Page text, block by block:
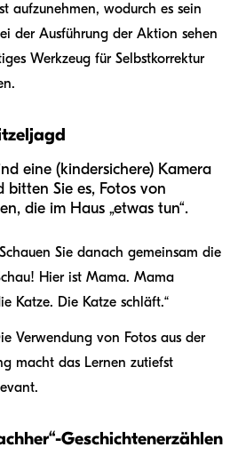
aufzunehmen, wodurch es sein
der Ausführung der Aktion sehen
Werkzeug für Selbstkorrektur
eine (kindersichere) Kamera
bitten Sie es, Fotos von
die im Haus „etwas tun“.
Schauen Sie danach gemeinsam die
Hier ist Mama. Mama
Katze. Die Katze schläft.“
Verwendung von Fotos aus der
macht das Lernen zutiefst
Geschichtenerzählen